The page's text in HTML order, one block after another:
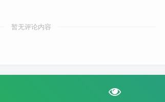
暂无评论内容